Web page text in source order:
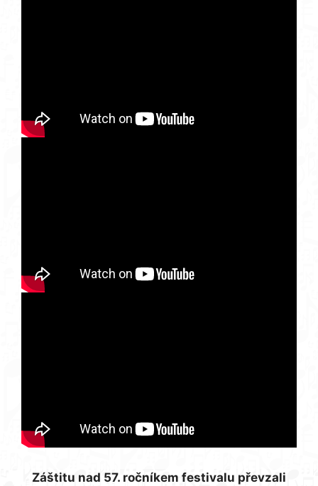
Záštitu nad 57. ročníkem festivalu převzali